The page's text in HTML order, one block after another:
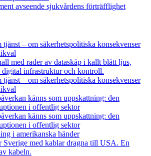
avseende sjukvårdens förträfflighet
tjänst – om säkerhetspolitiska konsekvenser
tjänst – om säkerhetspolitiska konsekvenser
känns som uppskattning: den
i offentlig sektor
känns som uppskattning: den
i offentlig sektor
i amerikanska händer